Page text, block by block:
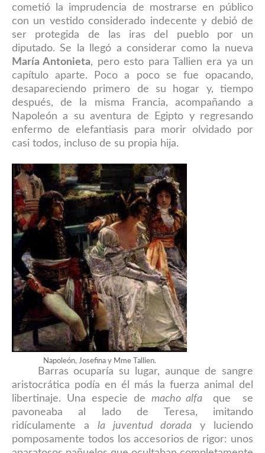
cometió la imprudencia de mostrarse en público
con un vestido considerado indecente y debió de
ser protegida de las iras del pueblo por un
diputado. Se la llegó a considerar como la nueva
María Antonieta, pero esto para Tallien era ya un
capítulo aparte. Poco a poco se fue opacando,
desapareciendo primero de su hogar y, tiempo
después, de la misma Francia, acompañando a
Napoleón a su aventura de Egipto y regresando
enfermo de elefantiasis para morir olvidado por
casi todos, incluso de su propia hija.
Napoleón, Josefina y Mme Tallien.
Barras ocuparía su lugar, aunque de sangre
aristocrática podía en él más la fuerza animal del
libertinaje. Una especie de macho alfaque se
pavoneaba al lado de Teresa, imitando
ridículamente a la juventud dorada y luciendo
pomposamente todos los accesorios de rigor: unos